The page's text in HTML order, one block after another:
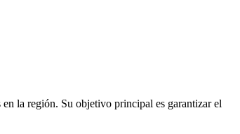
la región. Su objetivo principal es garantizar el